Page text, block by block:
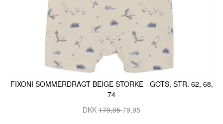
FIXONI SOMMERDRAGT BEIGE STORKE - GOTS, STR. 62, 68,
74
DKK 179,9579,95